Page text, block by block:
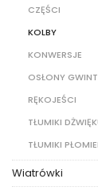
CZĘŚCI
KOLBY
KONWERSJE
OSŁONY
RĘKOJEŚCI
TŁUMIKI
TŁUMIKI
Wiatrówki